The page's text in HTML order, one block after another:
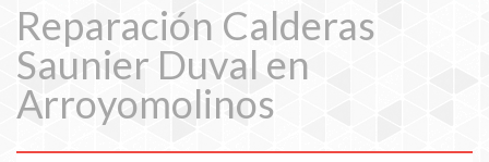
Reparación Calderas
Saunier Duval en
Arroyomolinos